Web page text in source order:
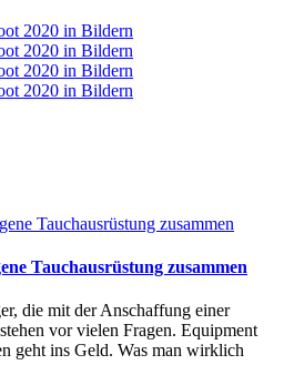
Tauchausrüstung zusammen
die mit der Anschaffung einer
vor vielen Fragen. Equipment
geht ins Geld. Was man wirklich